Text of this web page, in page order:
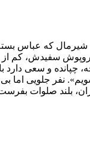
که عباس
و سعی دارد با
نفر جلویی
صلوات